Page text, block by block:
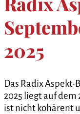
2025
Das Radix
2025 liegt auf dem
ist nicht kohärent